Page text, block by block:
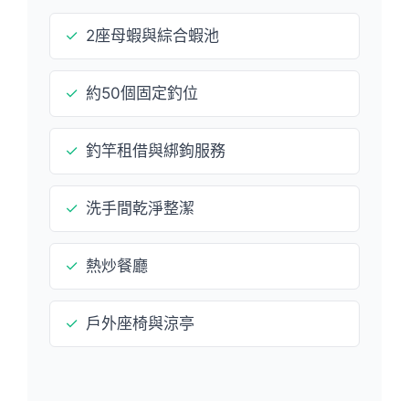
✓ 2座母蝦與綜合蝦池
✓ 約50個固定釣位
✓ 釣竿租借與綁鉤服務
✓ 洗手間乾淨整潔
✓ 熱炒餐廳
✓ 戶外座椅與涼亭